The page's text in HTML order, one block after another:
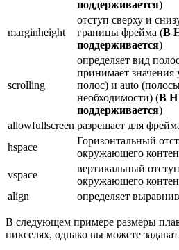
поддерживается)
marginheight
отступ сверху и
границы фрейма (В
поддерживается)
scrolling
определяет вид
принимает значения
полос) и auto
необходимости) (В
поддерживается)
allowfullscreen разрешает для
hspace
Горизонтальный
окружающего
vspace
вертикальный
окружающего
align
определяет
В следующем примере размеры
пикселях, однако вы можете